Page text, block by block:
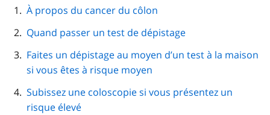
navigation
page
À propos du cancer du côlon
Quand passer un test de dépistage
Faites un dépistage au moyen d’un test à la maison
si vous êtes à risque moyen
Subissez une coloscopie si vous présentez un
risque élevé